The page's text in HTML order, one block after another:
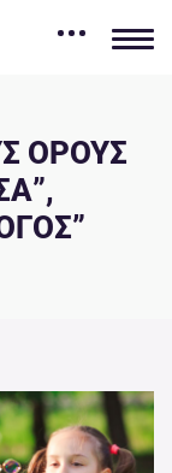
ΟΡΟΥΣ